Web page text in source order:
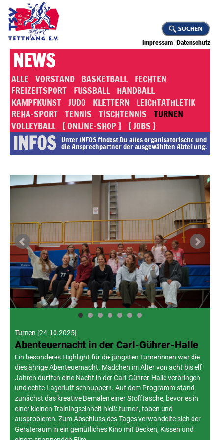
Impressum Datenschutz
NEWS
ALLE VORSTAND BASKETBALL FECHTEN
FREIZEITSPORT FUSSBALL HANDBALL
KAMPFKUNST JUDO KLETTERN
LEICHTATHLETIK
REHA-SPORT TENNIS TISCHTENNIS TURNEN
VOLLEYBALL [ ONLINE-SHOP ] [ JOBS ]
INFOS Unter INFOS findest Du alles or­ga­ni­sa­to­rische und
die An­sprech­part­ner der ausgewählten Abteilung.
Turnen [24.10.2025]
Abenteuernacht in der Carl-Gührer-Halle
Ein besonderes Highlight für die jüngsten Turnerinnen war die
diesjährige Abenteuernacht. Mädchen im Alter von acht bis elf
Jahren durften eine Nacht in der Carl-Gührer-Halle verbringen
und echte Lagerluft schnuppern. Auf dem Programm stand
zunächst das kreative Bemalen einer Stofftasche, bevor es in
einer kleinen Trainingseinheit hieß: turnen, toben und
ausprobieren. Zum Abschluss des Tages verwandelte sich der
Geräteraum in ein gemütliches Kino mit Decken, Kissen und